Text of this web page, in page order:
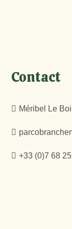
Contact
Méribel Le
+33 (0)7 68